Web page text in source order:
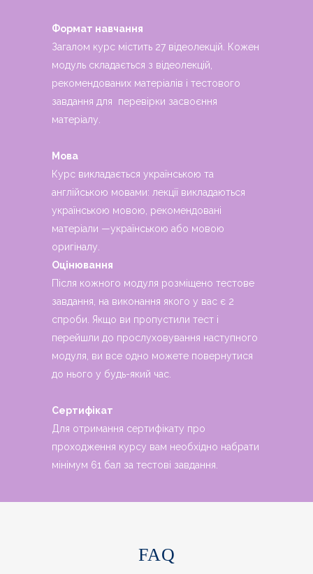
Формат навчання
Загалом курс містить 27 відеолекцій. Кожен
модуль складається з відеолекцій,
рекомендованих матеріалів і тестового
завдання для перевірки засвоєння
матеріалу.
Мова
Курс викладається українською та
англійською мовами: лекції викладаються
українською мовою, рекомендовані
матеріали —українською або мовою
оригіналу.
Оцінювання
Після кожного модуля розміщено тестове
завдання, на виконання якого у вас є 2
спроби. Якщо ви пропустили тест і
перейшли до прослуховування наступного
модуля, ви все одно можете повернутися
до нього у будь-який час.
Сертифікат
Для отримання сертифікату про
проходження курсу вам необхідно набрати
мінімум 61 бал за тестові завдання.
FAQ